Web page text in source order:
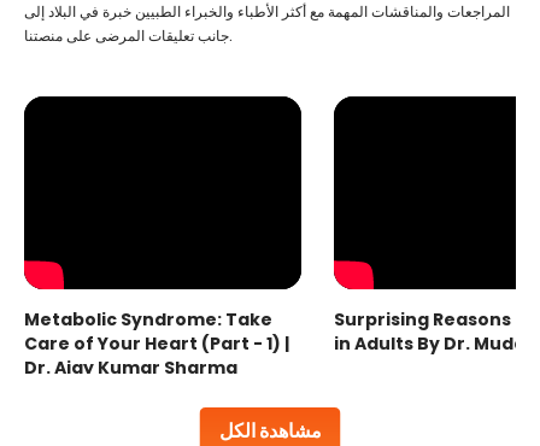
مشاهدة الكل
المراجعات والمناقشات المهمة مع أكثر الأطباء والخبراء الطبيين خبرة في البلاد إلى
جانب تعليقات المرضى على منصتنا.
Metabolic Syndrome: Take
Care of Your Heart (Part - 1) |
Dr. Ajay Kumar Sharma
Surprising Reasons
in Adults By Dr.